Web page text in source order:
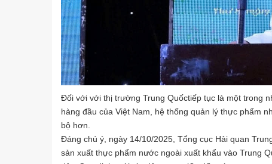
Đối với với thị trường Trung Quốctiếp tục là một trong
hàng đầu của Việt Nam, hệ thống quản lý thực phẩm
bộ hơn.
Đáng chú ý, ngày 14/10/2025, Tổng cục Hải quan
sản xuất thực phẩm nước ngoài xuất khẩu vào Trung